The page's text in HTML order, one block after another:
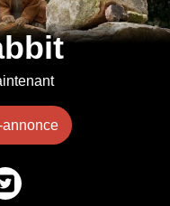
annonce